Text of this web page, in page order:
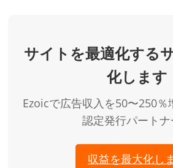
サイトを最適化する
化します
Ezoicで広告収入を50〜250
認定発行パートナ
収益を最大化し